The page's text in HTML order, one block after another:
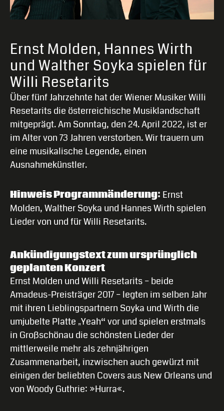
Ernst Molden, Hannes Wirth
und Walther Soyka spielen für
Willi Resetarits
Über fünf Jahrzehnte hat der Wiener Musiker Willi
Resetarits die österreichische Musiklandschaft
mitgeprägt. Am Sonntag, den 24. April 2022, ist er
im Alter von 73 Jahren verstorben. Wir trauern um
eine musikalische Legende, einen
Ausnahmekünstler.
Hinweis Programmänderung: Ernst
Molden, Walther Soyka und Hannes Wirth spielen
Lieder von und für Willi Resetarits.
Ankündigungstext zum ursprünglich
geplanten Konzert
Ernst Molden und Willi Resetarits – beide
Amadeus-Preisträger 2017 – legten im selben Jahr
mit ihren Lieblingspartnern Soyka und Wirth die
umjubelte Platte „Yeah“ vor und spielen erstmals
in Großschönau die schönsten Lieder der
mittlerweile mehr als zehnjährigen
Zusammenarbeit, inzwischen auch gewürzt mit
einigen der beliebten Covers aus New Orleans und
von Woody Guthrie: »Hurra«.